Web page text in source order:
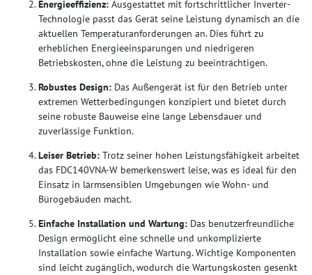
Energieeffizienz: Ausgestattet mit fortschrittlicher Inverter-
Technologie passt das Gerät seine Leistung dynamisch an die
aktuellen Temperaturanforderungen an. Dies führt zu
erheblichen Energieeinsparungen und niedrigeren
Betriebskosten, ohne die Leistung zu beeinträchtigen.
Robustes Design: Das Außengerät ist für den Betrieb unter
extremen Wetterbedingungen konzipiert und bietet durch
seine robuste Bauweise eine lange Lebensdauer und
zuverlässige Funktion.
Leiser Betrieb: Trotz seiner hohen Leistungsfähigkeit arbeitet
das FDC140VNA-W bemerkenswert leise, was es ideal für den
Einsatz in lärmsensiblen Umgebungen wie Wohn- und
Bürogebäuden macht.
Einfache Installation und Wartung: Das benutzerfreundliche
Design ermöglicht eine schnelle und unkomplizierte
Installation sowie einfache Wartung. Wichtige Komponenten
sind leicht zugänglich, wodurch die Wartungskosten gesenkt